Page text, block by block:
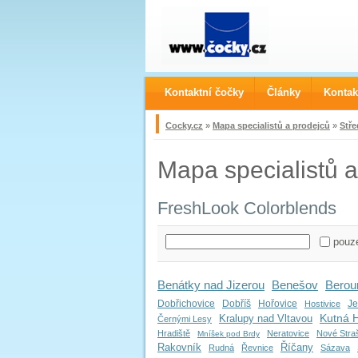
Cocky.cz » Mapa specialistů a prodejců »
Mapa specialistů
FreshLook Colorblends
Benátky nad Jizerou Benešov
Dobřichovice
Dobříš Hořovice Hostivice
Černými Lesy
Kralupy nad Vltavou Kutná
Hradiště
Mníšek pod Brdy Neratovice Nové
Rakovník Rudná Řevnice Říčany Sázava
Kontaktní čočky Články